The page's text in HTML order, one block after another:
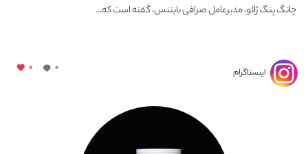
لونا و UST سوء‌استفاده کند
چانگ ‌پنگ ژائو، مدیرعامل صرافی بایننس، گفته است که...
اینستاگرام ۰ ۰